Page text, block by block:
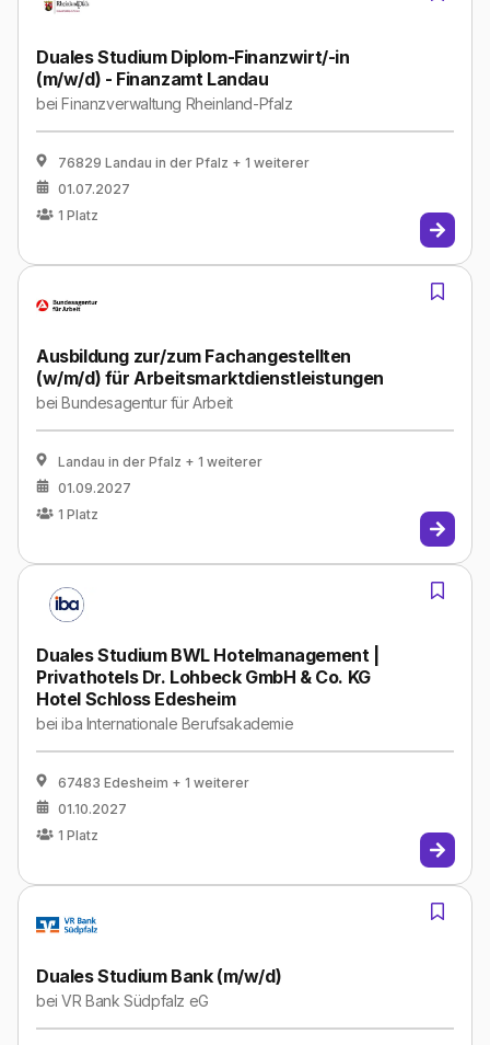
Duales Studium Diplom-Finanzwirt/-in
(m/w/d) - Finanzamt Landau
beiFinanzverwaltung Rheinland-Pfalz
76829 Landau in der Pfalz + 1 weiterer
01.07.2027
1 Platz
Ausbildung zur/zum Fachangestellten
(w/m/d) für Arbeitsmarktdienstleistungen
beiBundesagentur für Arbeit
Landau in der Pfalz + 1 weiterer
01.09.2027
1 Platz
Duales Studium BWL Hotelmanagement |
Privathotels Dr. Lohbeck GmbH & Co. KG
Hotel Schloss Edesheim
beiiba Internationale Berufsakademie
67483 Edesheim + 1 weiterer
01.10.2027
1 Platz
Duales Studium Bank (m/w/d)
beiVR Bank Südpfalz eG